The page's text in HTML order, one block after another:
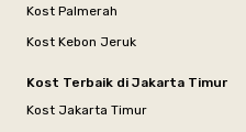
Kost Palmerah
Kost Kebon Jeruk
Kost Terbaik di Jakarta Timur
Kost Jakarta Timur